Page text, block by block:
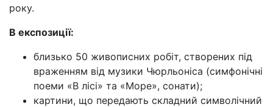
року.
В експозиції:
близько 50 живописних робіт, створених під
враженням від музики Чюрльоніса (симфонічні
поеми «В лісі» та «Море», сонати);
картини, що передають складний символічний